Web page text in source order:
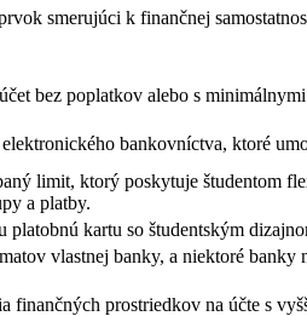
smerujúci k finančnej
bez poplatkov alebo s
bankovníctva, ktoré
limit, ktorý poskytuje študentom
a platby.
kartu so študentským
vlastnej banky, a niektoré
finančných prostriedkov na účte s